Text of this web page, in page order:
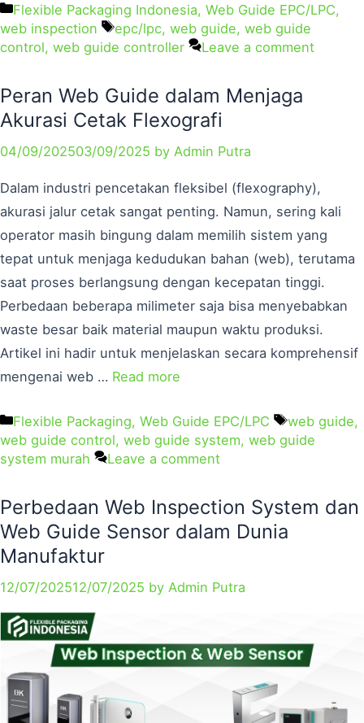
Flexible Packaging Indonesia,Web Guide EPC/LPC,
web inspection
epc/lpc,web guide,web guide
control, web guide controller Leave a comment
Peran Web Guide dalam Menjaga
Akurasi Cetak Flexografi
04/09/202503/09/2025 by Admin Putra
Dalam industri pencetakan fleksibel (flexography),
akurasi jalur cetak sangat penting. Namun, sering kali
operator masih bingung dalam memilih sistem yang
tepat untuk menjaga kedudukan bahan (web), terutama
saat proses berlangsung dengan kecepatan tinggi.
Perbedaan beberapa milimeter saja bisa menyebabkan
waste besar baik material maupun waktu produksi.
Artikel ini hadir untuk menjelaskan secara komprehensif
mengenai web … Read more
Flexible Packaging,Web Guide EPC/LPC web guide,
web guide control, web guide system, web guide
system murah
Leave a comment
Perbedaan Web Inspection System dan
Web Guide Sensor dalam Dunia
Manufaktur
12/07/202512/07/2025 by Admin Putra